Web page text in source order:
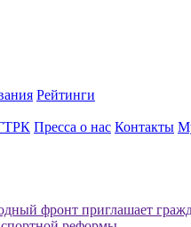
Рейтинги
Пресса о нас Контакты
фронт приглашает